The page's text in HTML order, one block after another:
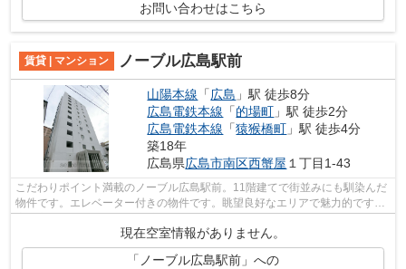
お問い合わせはこちら
賃貸 | マンション ノーブル広島駅前
山陽本線 「広島 」駅 徒歩8分
広島電鉄本線 「的場町 」駅 徒歩2分
広島電鉄本線 「猿猴橋町 」駅 徒歩4分
築18年
広島県広島市南区西蟹屋 １丁目1-43
こだわりポイント満載のノーブル広島駅前。11階建てで街並みにも馴染んだ
物件です。エレベーター付きの物件です。眺望良好なエリアで魅力的です。
現在空室情報がありません。
「ノーブル広島駅前」への